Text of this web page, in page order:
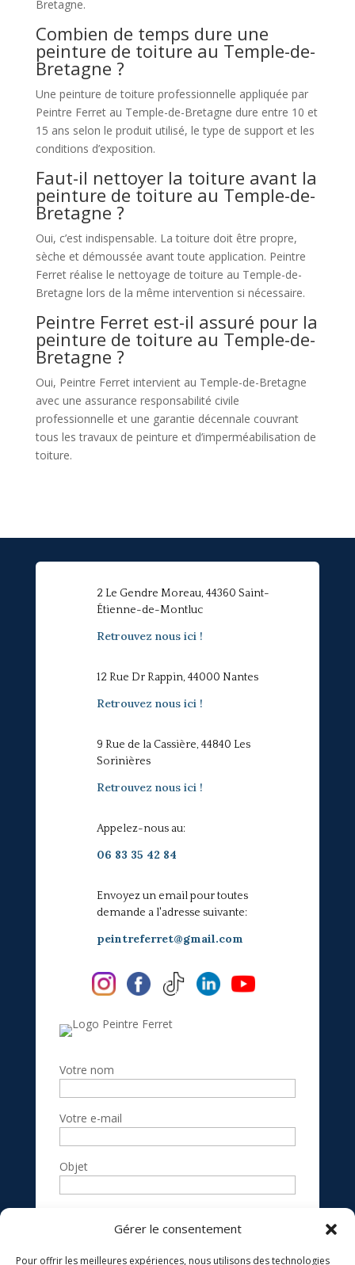
Gérer le consentement
Pour offrir les meilleures expériences, nous utilisons des technologies
Bretagne.
Combien de temps dure une
peinture de toiture au Temple-de-
Bretagne ?
Une peinture de toiture professionnelle appliquée par
Peintre Ferret au Temple-de-Bretagne dure entre 10 et
15 ans selon le produit utilisé, le type de support et les
conditions d’exposition.
Faut-il nettoyer la toiture avant la
peinture de toiture au Temple-de-
Bretagne ?
Oui, c’est indispensable. La toiture doit être propre,
sèche et démoussée avant toute application. Peintre
Ferret réalise le nettoyage de toiture au Temple-de-
Bretagne lors de la même intervention si nécessaire.
Peintre Ferret est-il assuré pour la
peinture de toiture au Temple-de-
Bretagne ?
Oui, Peintre Ferret intervient au Temple-de-Bretagne
avec une assurance responsabilité civile
professionnelle et une garantie décennale couvrant
tous les travaux de peinture et d’imperméabilisation de
toiture.
2 Le Gendre Moreau, 44360 Saint-
Étienne-de-Montluc
Retrouvez nous ici !
12 Rue Dr Rappin, 44000 Nantes
Retrouvez nous ici !
9 Rue de la Cassière, 44840 Les
Sorinières
Retrouvez nous ici !
Appelez-nous au:
06 83 35 42 84
Envoyez un email pour toutes
demande a l'adresse suivante:
peintreferret@gmail.com
Votre nom
Votre e-mail
Objet